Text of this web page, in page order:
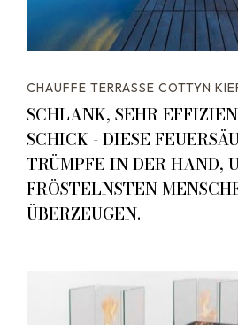
CHAUFFE TERRASSE COTTYN
SCHLANK, SEHR
SCHICK - DIESE
TRÜMPFE IN DER HAND,
FRÖSTELNSTEN
ÜBERZEUGEN.